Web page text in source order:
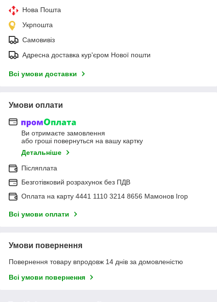
Нова Пошта
Укрпошта
Самовивіз
Адресна доставка кур'єром Нової пошти
Всі умови доставки
Умови оплати
Ви отримаєте замовлення
або гроші повернуться на вашу картку
Детальніше
Післяплата
Безготівковий розрахунок без ПДВ
Оплата на карту 4441 1110 3214 8656 Мамонов Ігор
Всі умови оплати
Умови повернення
Повернення товару впродовж 14 днів за домовленістю
Всі умови повернення